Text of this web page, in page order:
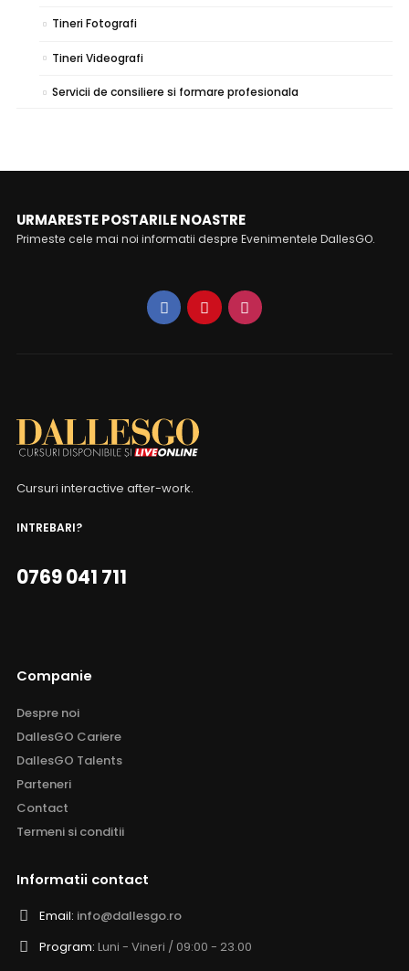
Tineri Fotografi
Tineri Videografi
Servicii de consiliere si formare profesionala
URMARESTE POSTARILE NOASTRE
Primeste cele mai noi informatii despre Evenimentele DallesGO.
Cursuri interactive after-work.
INTREBARI?
0769 041 711
Companie
Despre noi
DallesGO Cariere
DallesGO Talents
Parteneri
Contact
Termeni si conditii
Informatii contact
Email: info@dallesgo.ro
Program: Luni - Vineri / 09:00 - 23.00